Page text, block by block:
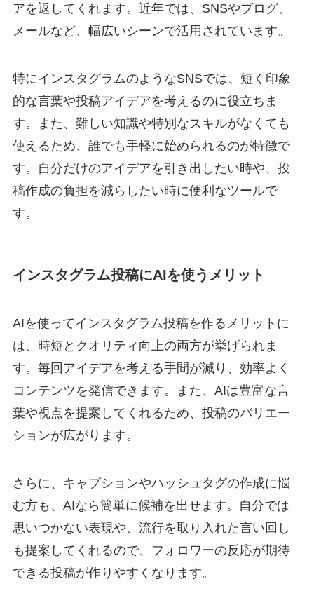
アを返してくれます。近年では、SNSやブログ、
メールなど、幅広いシーンで活用されています。
特にインスタグラムのようなSNSでは、短く印象
的な言葉や投稿アイデアを考えるのに役立ちま
す。また、難しい知識や特別なスキルがなくても
使えるため、誰でも手軽に始められるのが特徴で
す。自分だけのアイデアを引き出したい時や、投
稿作成の負担を減らしたい時に便利なツールで
す。
インスタグラム投稿にAIを使うメリット
AIを使ってインスタグラム投稿を作るメリットに
は、時短とクオリティ向上の両方が挙げられま
す。毎回アイデアを考える手間が減り、効率よく
コンテンツを発信できます。また、AIは豊富な言
葉や視点を提案してくれるため、投稿のバリエー
ションが広がります。
さらに、キャプションやハッシュタグの作成に悩
む方も、AIなら簡単に候補を出せます。自分では
思いつかない表現や、流行を取り入れた言い回し
も提案してくれるので、フォロワーの反応が期待
できる投稿が作りやすくなります。